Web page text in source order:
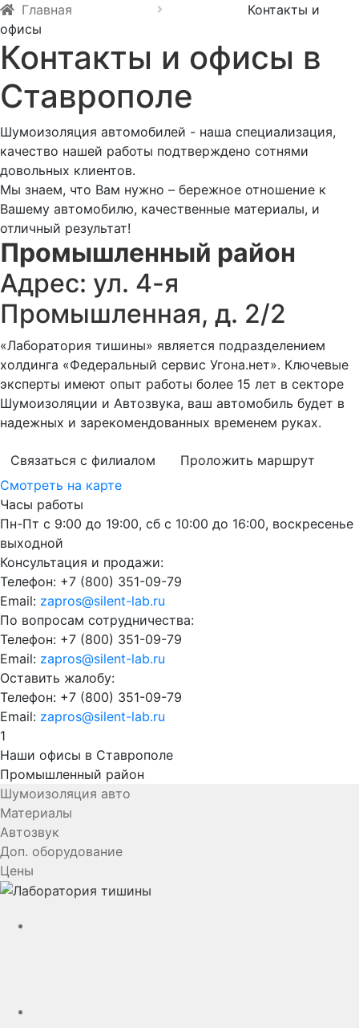
Главная
Контакты и
офисы
Контакты и офисы в
Ставрополе
Шумоизоляция автомобилей - наша специализация,
качество нашей работы подтверждено сотнями
довольных клиентов.
Мы знаем, что Вам нужно – бережное отношение к
Вашему автомобилю, качественные материалы, и
отличный результат!
Промышленный район
Адрес: ул. 4-я
Промышленная, д. 2/2
«Лаборатория тишины» является подразделением
холдинга «Федеральный сервис Угона.нет». Ключевые
эксперты имеют опыт работы более 15 лет в секторе
Шумоизоляции и Автозвука, ваш автомобиль будет в
надежных и зарекомендованных временем руках.
Связаться с филиалом
Проложить маршрут
Смотреть на карте
Часы работы
Пн-Пт с 9:00 до 19:00, сб с 10:00 до 16:00, воскресенье
выходной
Консультация и продажи:
Телефон: +7 (800) 351-09-79
Email: zapros@silent-lab.ru
По вопросам сотрудничества:
Телефон: +7 (800) 351-09-79
Email: zapros@silent-lab.ru
Оставить жалобу:
Телефон: +7 (800) 351-09-79
Email: zapros@silent-lab.ru
1
Наши офисы в Ставрополе
Промышленный район
Шумоизоляция авто
Материалы
Автозвук
Доп. оборудование
Цены